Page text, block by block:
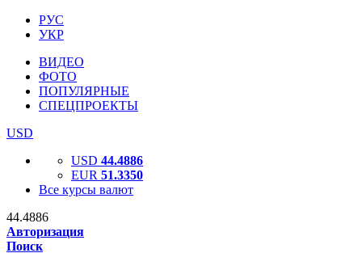
РУС
УКР
ВИДЕО
ФОТО
ПОПУЛЯРНЫЕ
СПЕЦПРОЕКТЫ
USD
USD 44.4886
EUR 51.3350
Все курсы валют
44.4886
Авторизация
Поиск